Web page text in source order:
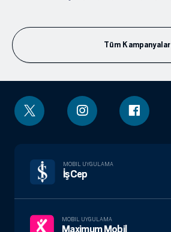
Tüm Kampanyalar
MOBIL UYGULAMA
İşCep
MOBIL UYGULAMA
Maximum Mobil